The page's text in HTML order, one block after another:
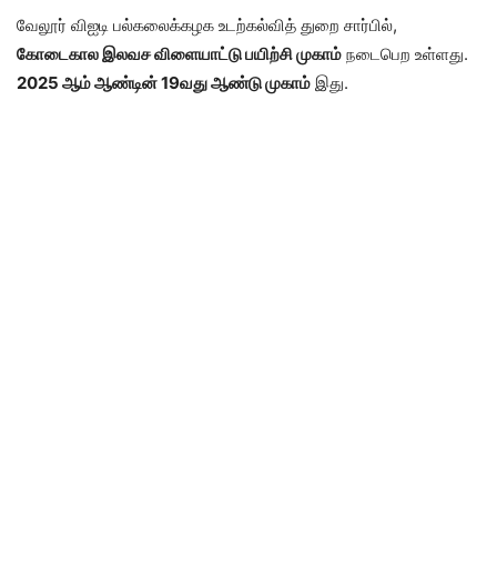
வேலூர் விஐடி பல்கலைக்கழக உடற்கல்வித் துறை சார்பில்,
கோடைகால இலவச விளையாட்டு பயிற்சி முகாம் நடைபெற உள்ளது.
2025 ஆம் ஆண்டின் 19வது ஆண்டு முகாம் இது.